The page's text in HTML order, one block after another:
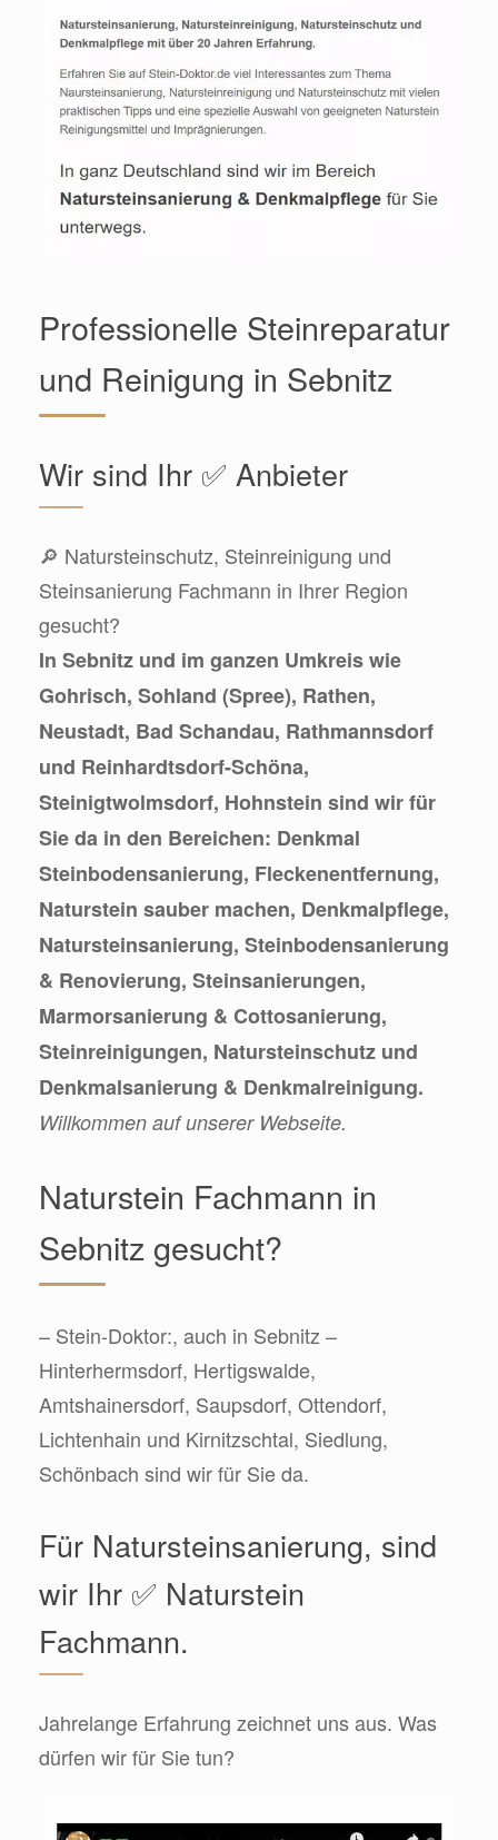
Professionelle Steinreparatur
und Reinigung in Sebnitz
Wir sind Ihr ✅ Anbieter
🔎 Natursteinschutz, Steinreinigung und
Steinsanierung Fachmann in Ihrer Region
gesucht?
In Sebnitz und im ganzen Umkreis wie
Gohrisch, Sohland (Spree), Rathen,
Neustadt, Bad Schandau, Rathmannsdorf
und Reinhardtsdorf-Schöna,
Steinigtwolmsdorf, Hohnstein sind wir für
Sie da in den Bereichen: Denkmal
Steinbodensanierung, Fleckenentfernung,
Naturstein sauber machen, Denkmalpflege,
Natursteinsanierung, Steinbodensanierung
& Renovierung, Steinsanierungen,
Marmorsanierung & Cottosanierung,
Steinreinigungen, Natursteinschutz und
Denkmalsanierung & Denkmalreinigung.
Willkommen auf unserer Webseite.
Naturstein Fachmann in
Sebnitz gesucht?
– Stein-Doktor:, auch in Sebnitz –
Hinterhermsdorf, Hertigswalde,
Amtshainersdorf, Saupsdorf, Ottendorf,
Lichtenhain und Kirnitzschtal, Siedlung,
Schönbach sind wir für Sie da.
Für Natursteinsanierung, sind
wir Ihr ✅ Naturstein
Fachmann.
Jahrelange Erfahrung zeichnet uns aus. Was
dürfen wir für Sie tun?